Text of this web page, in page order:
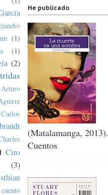
(1)
(1)
(2)
Arturo
Carlos
Ciro
(3)
cuento
He publicado
(Matalamanga, 2013).
Cuentos